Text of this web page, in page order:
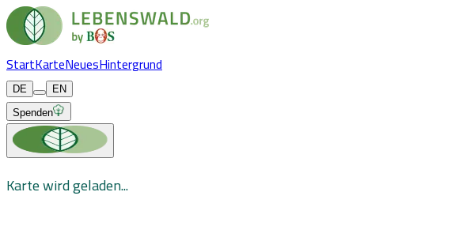
StartKarteNeuesHintergrund
DE
EN
Spenden
Karte wird geladen...